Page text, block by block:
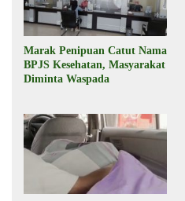
Marak Penipuan Catut Nama
BPJS Kesehatan, Masyarakat
Diminta Waspada